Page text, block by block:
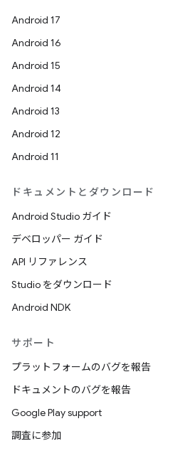
Android 17
Android 16
Android 15
Android 14
Android 13
Android 12
Android 11
ドキュメントとダウンロード
Android Studio ガイド
デベロッパー ガイド
API リファレンス
Studio をダウンロード
Android NDK
サポート
プラットフォームのバグを報告
ドキュメントのバグを報告
Google Play support
調査に参加